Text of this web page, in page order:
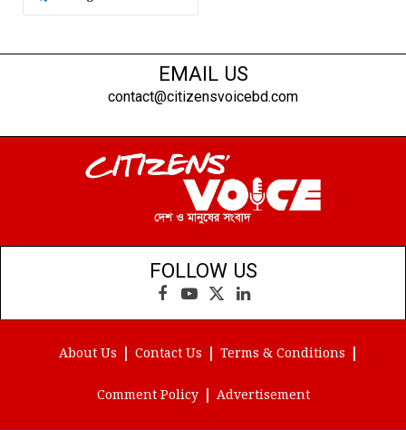
EMAIL US
contact@citizensvoicebd.com
FOLLOW US
Facebook
YouTube
X
(Twitter)
LinkedIn
About Us Contact Us Terms & Conditions
Comment Policy Advertisement